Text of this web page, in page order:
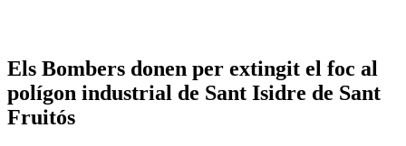
Els Bombers donen per extingit el foc al
polígon industrial de Sant Isidre de Sant
Fruitós